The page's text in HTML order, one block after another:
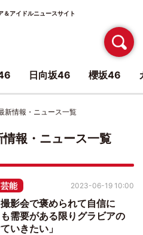
＆アイドルニュースサイト
新情報・ニュース一覧
報・ニュース一覧
能
影会で褒められて自信に
も需要がある限りグラビアの
いきたい」
2023-06-19 10:00
日向坂46 櫻坂46